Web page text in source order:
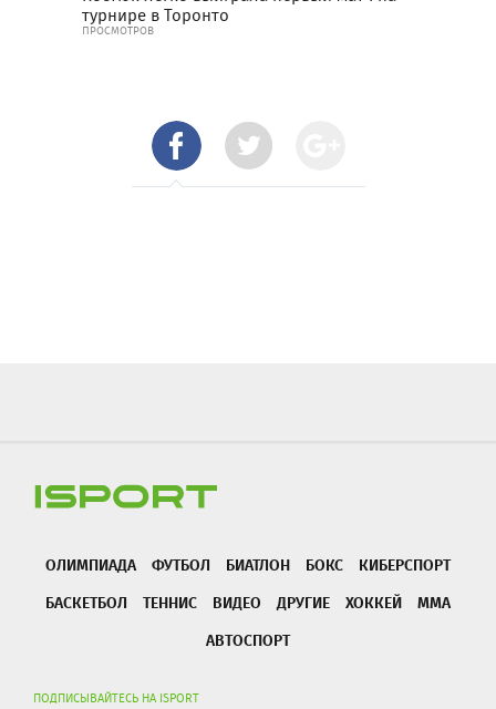
турнире в Торонто
ПРОСМОТРОВ
ОЛИМПИАДА ФУТБОЛ БИАТЛОН БОКС
КИБЕРСПОРТ
БАСКЕТБОЛ
ТЕННИС ВИДЕО ДРУГИЕ ХОККЕЙ
ММА
АВТОСПОРТ
ПОДПИСЫВАЙТЕСЬ НА ISPORT